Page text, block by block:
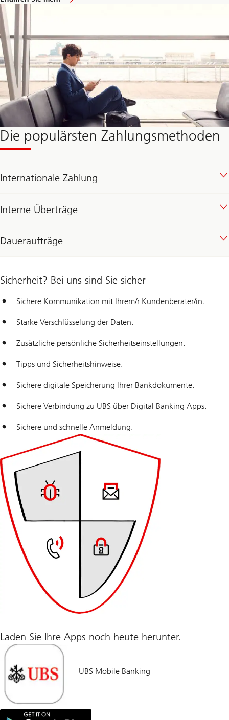
Die populärsten Zahlungsmethoden
Internationale Zahlung
Interne Überträge
Daueraufträge
Sicherheit? Bei uns sind Sie sicher
Sichere Kommunikation mit Ihrem/r Kundenberater/in.
Starke Verschlüsselung der Daten.
Zusätzliche persönliche Sicherheitseinstellungen.
Tipps und Sicherheitshinweise.
Sichere digitale Speicherung Ihrer Bankdokumente.
Sichere Verbindung zu UBS über Digital Banking Apps.
Sichere und schnelle Anmeldung.
Laden Sie Ihre Apps noch heute herunter.
UBS Mobile Banking